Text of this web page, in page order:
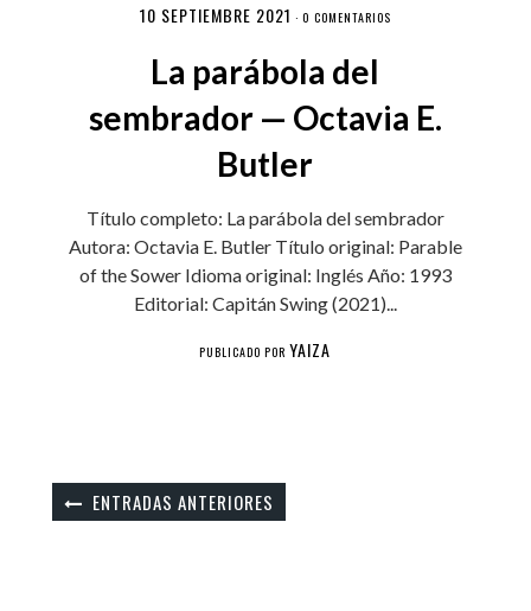
10 SEPTIEMBRE 2021 · 0 COMENTARIOS
La parábola del
sembrador — Octavia E.
Butler
Título completo: La parábola del sembrador
Autora: Octavia E. Butler Título original: Parable
of the Sower Idioma original: Inglés Año: 1993
Editorial: Capitán Swing (2021)...
PUBLICADO PORYAIZA
ENTRADAS ANTERIORES